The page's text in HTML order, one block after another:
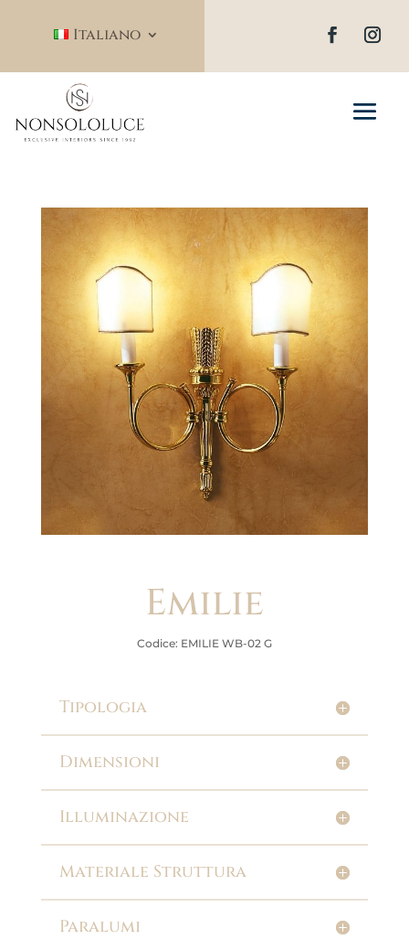
Italiano
Emilie
Codice: EMILIE WB-02 G
Tipologia
Dimensioni
Illuminazione
Materiale Struttura
Paralumi